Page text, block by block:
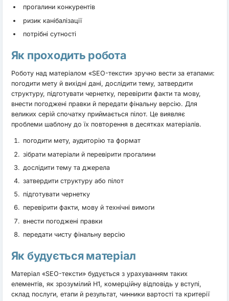
прогалини конкурентів
ризик канібалізації
потрібні сутності
Як проходить робота
Роботу над матеріалом «SEO-тексти» зручно вести за етапами:
погодити мету й вихідні дані, дослідити тему, затвердити
структуру, підготувати чернетку, перевірити факти та мову,
внести погоджені правки й передати фінальну версію. Для
великих серій спочатку приймається пілот. Це виявляє
проблеми шаблону до їх повторення в десятках матеріалів.
погодити мету, аудиторію та формат
зібрати матеріали й перевірити прогалини
дослідити тему та джерела
затвердити структуру або пілот
підготувати чернетку
перевірити факти, мову й технічні вимоги
внести погоджені правки
передати чисту фінальну версію
Як будується матеріал
Матеріал «SEO-тексти» будується з урахуванням таких
елементів, як зрозумілий H1, комерційну відповідь у вступі,
склад послуги, етапи й результат, чинники вартості та критерії